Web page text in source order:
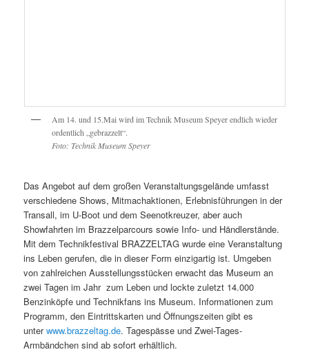
Am 14. und 15.Mai wird im Technik Museum Speyer endlich wieder
ordentlich „gebrazzelt“.
Foto: Technik Museum Speyer
Das Angebot auf dem großen Veranstaltungsgelände umfasst
verschiedene Shows, Mitmachaktionen, Erlebnisführungen in der
Transall, im U-Boot und dem Seenotkreuzer, aber auch
Showfahrten im Brazzelparcours sowie Info- und Händlerstände.
Mit dem Technikfestival BRAZZELTAG wurde eine Veranstaltung
ins Leben gerufen, die in dieser Form einzigartig ist. Umgeben
von zahlreichen Ausstellungsstücken erwacht das Museum an
zwei Tagen im Jahr zum Leben und lockte zuletzt 14.000
Benzinköpfe und Technikfans ins Museum. Informationen zum
Programm, den Eintrittskarten und Öffnungszeiten gibt es
unterwww.brazzeltag.de. Tagespässe und Zwei-Tages-
Armbändchen sind ab sofort erhältlich.